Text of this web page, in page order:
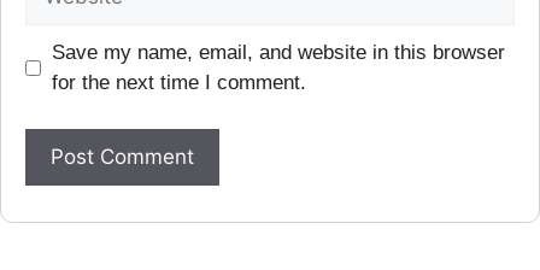
Save my name, email, and website in this browser
for the next time I comment.